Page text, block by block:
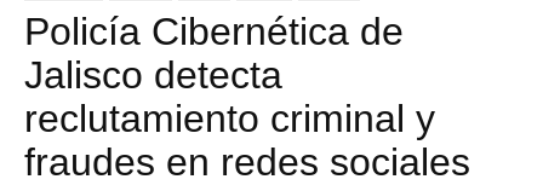
Policía Cibernética de
Jalisco detecta
reclutamiento criminal y
fraudes en redes sociales